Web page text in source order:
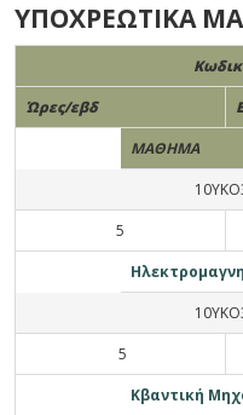
ΥΠΟΧΡΕΩΤΙΚΑ
Ώρες/εβδ
ΜΑΘΗΜΑ
5
5
Κβαντική